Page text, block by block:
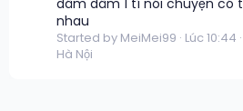
nhau
Started by MeiMei99 Lúc 10:44
Hà Nội